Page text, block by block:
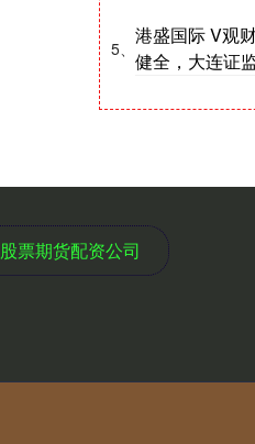
5、
港盛国际 V观
健全，大连证
股票期货配资公司